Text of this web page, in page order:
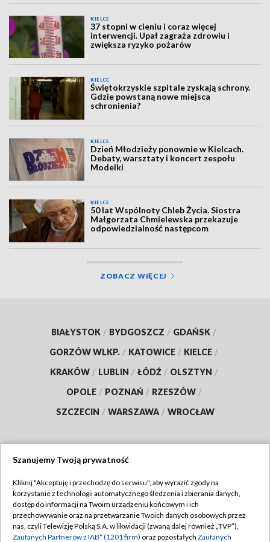
KIELCE
37 stopni w cieniu i coraz więcej
interwencji. Upał zagraża zdrowiu i
zwiększa ryzyko pożarów
KIELCE
Świętokrzyskie szpitale zyskają schrony.
Gdzie powstaną nowe miejsca
schronienia?
KIELCE
Dzień Młodzieży ponownie w Kielcach.
Debaty, warsztaty i koncert zespołu
Modelki
KIELCE
50 lat Wspólnoty Chleb Życia. Siostra
Małgorzata Chmielewska przekazuje
odpowiedzialność następcom
ZOBACZ WIĘCEJ
BIAŁYSTOK / BYDGOSZCZ / GDAŃSK /
GORZÓW WLKP. / KATOWICE / KIELCE /
KRAKÓW / LUBLIN / ŁÓDŹ / OLSZTYN /
OPOLE / POZNAŃ / RZESZÓW /
SZCZECIN / WARSZAWA / WROCŁAW
TVP
Abonament TVP
Emisja w TVP
Regulamin TVP
Polityka prywatności
Szanujemy Twoją prywatność
Kliknij "Akceptuję i przechodzę do serwisu", aby wyrazić zgody na
korzystanie z technologii automatycznego śledzenia i zbierania danych,
dostęp do informacji na Twoim urządzeniu końcowym i ich
przechowywanie oraz na przetwarzanie Twoich danych osobowych przez
nas, czyli Telewizję Polską S.A. w likwidacji (zwaną dalej również „TVP”),
Zaufanych Partnerów z IAB* (1201 firm) oraz pozostałych Zaufanych